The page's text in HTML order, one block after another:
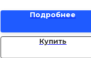
Подробнее
Купить